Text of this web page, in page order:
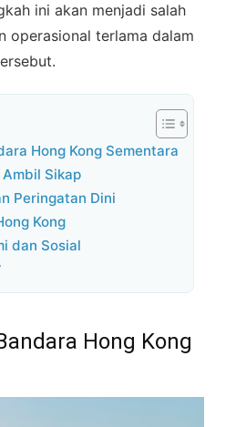
ini akan menjadi salah
operasional terlama dalam
Hong Kong Sementara
Sikap
Peringatan Dini
Kong
dan Sosial
Hong Kong